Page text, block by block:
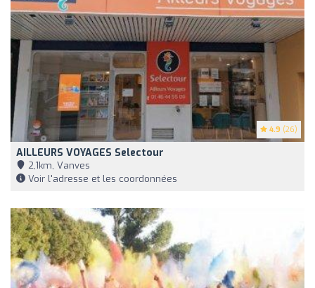
4.9 (26)
AILLEURS VOYAGES Selectour
2,1km, Vanves
Voir l'adresse et les coordonnées